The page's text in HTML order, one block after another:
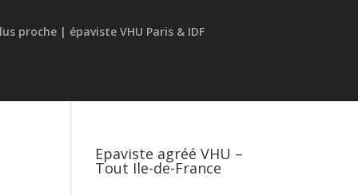
Epaviste agréé VHU –
Tout Ile-de-France